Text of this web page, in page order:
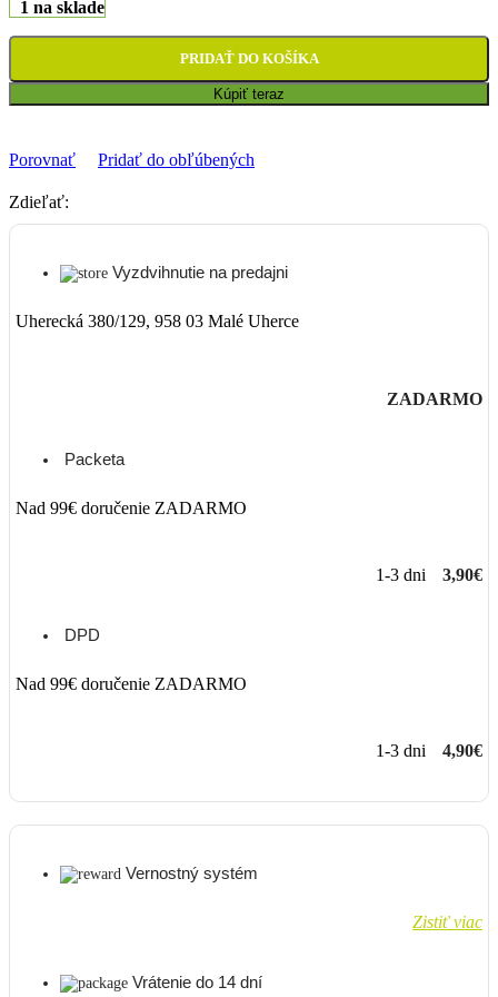
1 na sklade
PRIDAŤ DO KOŠÍKA
Kúpiť teraz
Porovnať Pridať do obľúbených
Zdieľať:
Vyzdvihnutie na predajni
Uherecká 380/129, 958 03 Malé Uherce
ZADARMO
Packeta
Nad 99€ doručenie ZADARMO
1-3 dni 3,90€
DPD
Nad 99€ doručenie ZADARMO
1-3 dni 4,90€
Vernostný systém
Zistiť viac
Vrátenie do 14 dní